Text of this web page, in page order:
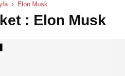
Elon Musk
: Elon Musk